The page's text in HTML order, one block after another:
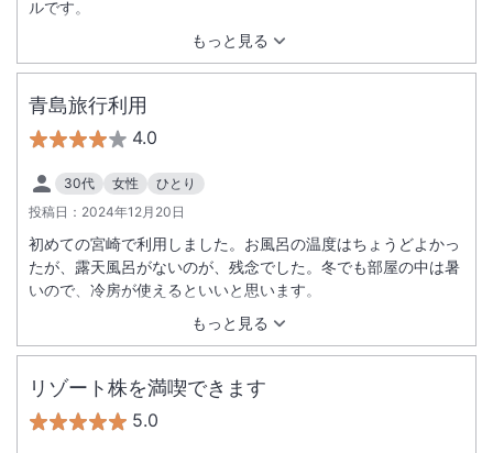
もっと見る
ルです。
青島旅行利用
4.0
30代 女性
ひとり
投稿日： 2024年12月20日
もっと見る
初めての宮崎で利用しました。お風呂の温度はちょうどよかっ
たが、露天風呂がないのが、残念でした。冬でも部屋の中は暑
いので、冷房が使えるといいと思います。
リゾート株を満喫できます
5.0